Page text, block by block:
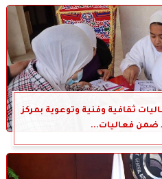
ثقافية وفنية وتوعوية بمركز
ضمن فعاليات...